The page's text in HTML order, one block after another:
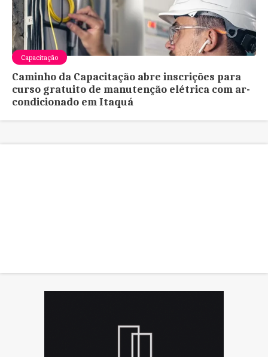
Capacitação
Caminho da Capacitação abre inscrições para
curso gratuito de manutenção elétrica com ar-
condicionado em Itaquá